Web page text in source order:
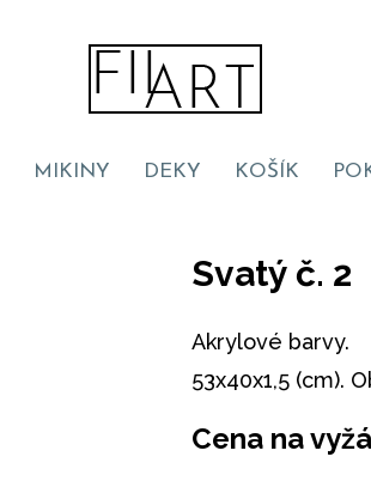
MIKINY DEKY KOŠÍK
Svatý č. 2
Akrylové barvy.
53x40x1,5 (cm).
Cena na